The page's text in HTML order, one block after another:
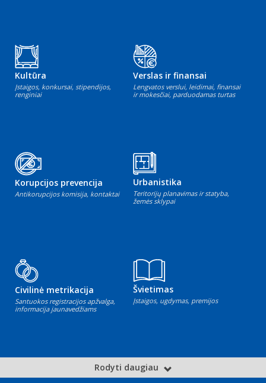
Kultūra
Įstaigos, konkursai, stipendijos,
renginiai
Verslas ir finansai
Lengvatos verslui, leidimai, finansai
ir mokesčiai, parduodamas turtas
Korupcijos prevencija
Antikorupcijos komisija, kontaktai
Urbanistika
Teritorijų planavimas ir statyba,
žemės sklypai
Civilinė metrikacija
Santuokos registracijos apžvalga,
informacija jaunavedžiams
Švietimas
Įstaigos, ugdymas, premijos
Rodyti daugiau